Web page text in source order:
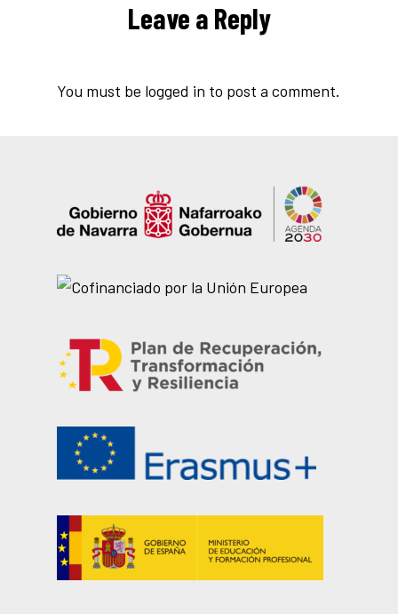
Leave a Reply
You must be logged in to post a comment.